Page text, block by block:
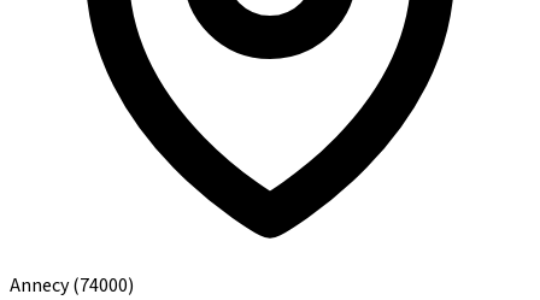
Annecy(74000)